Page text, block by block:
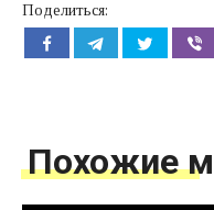
Поделиться:
Похожие